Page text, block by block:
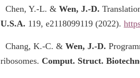
Chen, Y.-L. & Wen, J.-D.
U.S.A. 119, e2118099119 (2022).
Chang, K.-C. & Wen, J.-D.
ribosomes. Comput. Struct.